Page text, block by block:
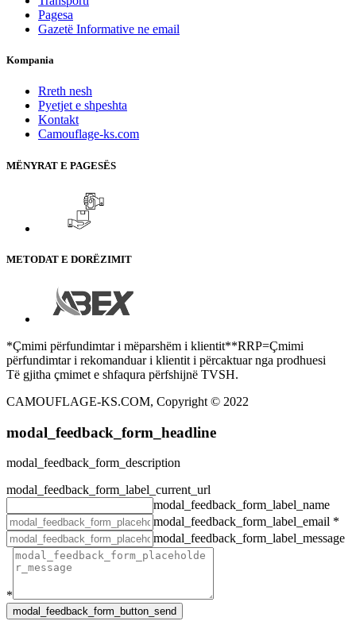
Pagesa
Gazetë Informative ne email
Kompania
Rreth nesh
Pyetjet e shpeshta
Kontakt
Camouflage-ks.com
MËNYRAT E PAGESËS
METODAT E DORËZIMIT
*Çmimi përfundimtar i mëparshëm i klientit**RRP=Çmimi
përfundimtar i rekomanduar i klientit i përcaktuar nga prodhuesi
Të gjitha çmimet e shfaqura përfshijnë TVSH.
CAMOUFLAGE-KS.COM, Copyright © 2022
modal_feedback_form_headline
modal_feedback_form_description
modal_feedback_form_label_current_url
modal_feedback_form_label_name
modal_feedback_form_label_email *
modal_feedback_form_label_message
*